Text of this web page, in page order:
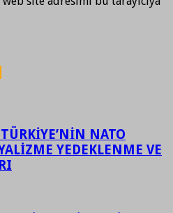
NATO
YEDEKLENME VE